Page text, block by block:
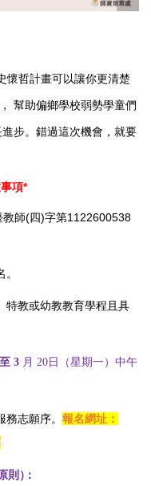
懷哲計畫可以讓你更清楚
幫助偏鄉學校弱勢學童們
步。錯過這次機會，就要
項*
師(四)字第1122600538
特教或幼教教育學程且具
至 3 月 20日（星期一）中午
志願序。 報名網址：
則 ） ：